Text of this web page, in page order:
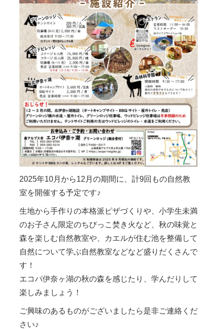
2025年10月から12月の期間に、計9回もの自然教
室を開催する予定です♪
生地から手作りの本格派ピザづくりや、小学生未満
のお子さん限定のちびっこ焚き火など、秋の味覚と
森を楽しむ自然教室や、カエルが住む池を整備して
自然について学ぶ自然教室などなど盛りだくさんで
す！
エコパ伊奈ヶ湖の秋の森を感じたり、学んだりして
楽しみましょう！
ご興味のあるものがございましたら是非ご連絡くだ
さい♪